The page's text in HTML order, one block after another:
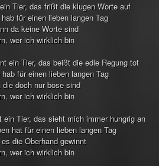
Tier, das frißt die klugen Worte auf
für einen lieben langen Tag
da keine Worte sind
wer ich wirklich bin
ein Tier, das beißt die edle Regung tot
für einen lieben langen Tag
doch nur böse sind
wer ich wirklich bin
ein Tier, das sieht mich immer hungrig an
hat für einen lieben langen Tag
die Oberhand gewinnt
wer ich wirklich bin